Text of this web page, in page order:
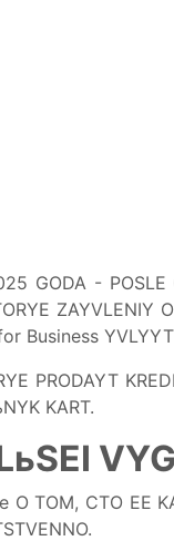
GODA -
Business
PRODAYT
KART.
TOM, CTO EE